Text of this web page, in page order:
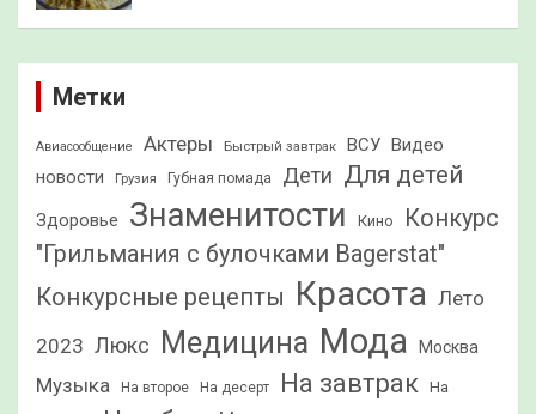
Метки
Авиасообщение Актеры Быстрый завтрак ВСУ Видео
новости
Грузия Губная помада Дети Для детей
Здоровье Знаменитости Кино
Конкурс
"Грильмания с булочками Bagerstat"
Конкурсные рецепты Красота Лето
2023 Люкс Медицина Мода Москва
Музыка На второе На десерт На завтрак На